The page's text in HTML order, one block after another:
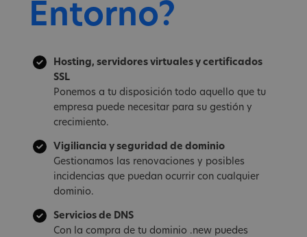
Entorno?
Hosting, servidores virtuales y certificados
SSL
Ponemos a tu disposición todo aquello que tu
empresa puede necesitar para su gestión y
crecimiento.
Vigiliancia y seguridad de dominio
Gestionamos las renovaciones y posibles
incidencias que puedan ocurrir con cualquier
dominio.
Servicios de DNS
Con la compra de tu dominio .new puedes